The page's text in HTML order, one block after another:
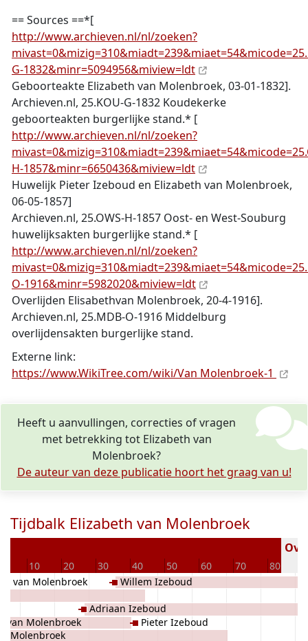
== Sources ==*[
http://www.archieven.nl/nl/zoeken?
G-1832&minr=5094956&miview=ldt
Geboorteakte Elizabeth van Molenbroek, 03-01-1832].
Archieven.nl, 25.KOU-G-1832 Koudekerke
geboorteakten burgerlijke stand.* [
http://www.archieven.nl/nl/zoeken?
H-1857&minr=6650436&miview=ldt
Huwelijk Pieter Izeboud en Elizabeth van Molenbroek,
06-05-1857]
Archieven.nl, 25.OWS-H-1857 Oost- en West-Souburg
huwelijksakten burgerlijke stand.* [
http://www.archieven.nl/nl/zoeken?
O-1916&minr=5982020&miview=ldt
Overlijden Elisabethvan Molenbroek, 20-4-1916].
Archieven.nl, 25.MDB-O-1916 Middelburg
overlijdensakten burgerlijke stand.
Externe link:
https://www.WikiTree.com/wiki/Van Molenbroek-1
Heeft u aanvullingen, correcties of vragen
met betrekking tot Elizabeth van
Molenbroek?
De auteur van deze publicatie hoort het graag van u!
Tijdbalk Elizabeth van Molenbroek
10 20 30 40 50 60 70 80
van Molenbroek
van Molenbroek
Molenbroek
Adriaan Izeboud
Willem Izeboud
Pieter Izeboud